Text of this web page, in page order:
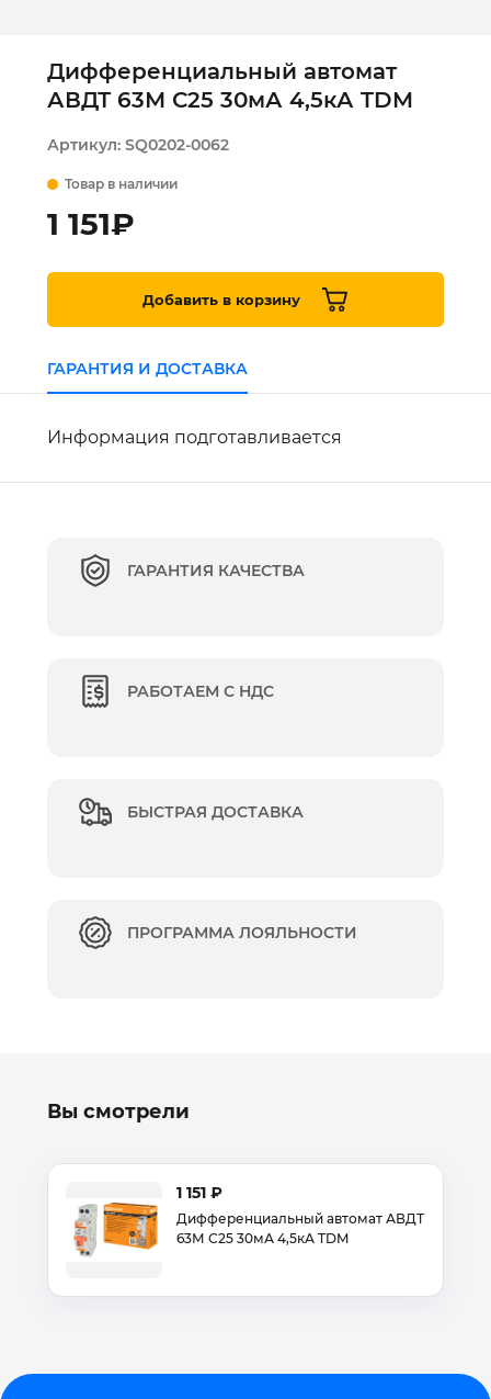
Дифференциальный автомат
АВДТ 63М С25 30мА 4,5кА TDM
Артикул: SQ0202-0062
Товар в наличии
1 151₽
Добавить в корзину
ГАРАНТИЯ И ДОСТАВКА
Информация подготавливается
ГАРАНТИЯ КАЧЕСТВА
РАБОТАЕМ С НДС
БЫСТРАЯ ДОСТАВКА
ПРОГРАММА ЛОЯЛЬНОСТИ
Вы смотрели
1 151 ₽
Дифференциальный автомат АВДТ
63М С25 30мА 4,5кА TDM